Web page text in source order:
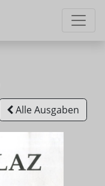
Alle Ausgaben